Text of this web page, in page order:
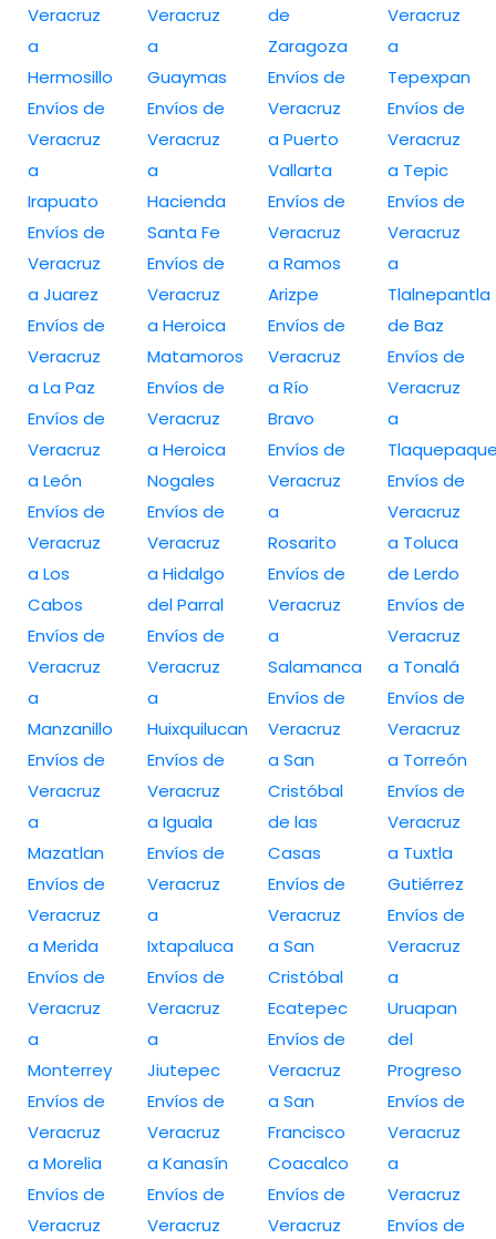
Veracruz
a
Hermosillo
Envíos de
Veracruz
a
Irapuato
Envíos de
Veracruz
a Juarez
Envíos de
Veracruz
a La Paz
Envíos de
Veracruz
a León
Envíos de
Veracruz
a Los
Cabos
Envíos de
Veracruz
a
Manzanillo
Envíos de
Veracruz
a
Mazatlan
Envíos de
Veracruz
a Merida
Envíos de
Veracruz
a
Monterrey
Envíos de
Veracruz
a Morelia
Envíos de
Veracruz
Veracruz
a
Guaymas
Envíos de
Veracruz
a
Hacienda
Santa Fe
Envíos de
Veracruz
a Heroica
Matamoros
Envíos de
Veracruz
a Heroica
Nogales
Envíos de
Veracruz
a Hidalgo
del Parral
Envíos de
Veracruz
a
Huixquilucan
Envíos de
Veracruz
a Iguala
Envíos de
Veracruz
a
Ixtapaluca
Envíos de
Veracruz
a
Jiutepec
Envíos de
Veracruz
a Kanasín
Envíos de
Veracruz
de
Zaragoza
Envíos de
Veracruz
a Puerto
Vallarta
Envíos de
Veracruz
a Ramos
Arizpe
Envíos de
Veracruz
a Río
Bravo
Envíos de
Veracruz
a
Rosarito
Envíos de
Veracruz
a
Salamanca
Envíos de
Veracruz
a San
Cristóbal
de las
Casas
Envíos de
Veracruz
a San
Cristóbal
Ecatepec
Envíos de
Veracruz
a San
Francisco
Coacalco
Envíos de
Veracruz
Veracruz
a
Tepexpan
Envíos de
Veracruz
a Tepic
Envíos de
Veracruz
a
Tlalnepantla
de Baz
Envíos de
Veracruz
a
Envíos de
Veracruz
a Toluca
de Lerdo
Envíos de
Veracruz
a Tonalá
Envíos de
Veracruz
a Torreón
Envíos de
Veracruz
a Tuxtla
Gutiérrez
Envíos de
Veracruz
a
Uruapan
del
Progreso
Envíos de
Veracruz
a
Veracruz
Envíos de